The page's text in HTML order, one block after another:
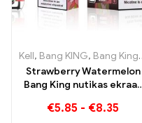
Kell, Bang KING, Bang Kingi nutikas ekraan 15000 Puff
Strawberry Watermelon
Bang King nutikas ekraan
puuviljade lõõgastavat
€5.85 - €8.35